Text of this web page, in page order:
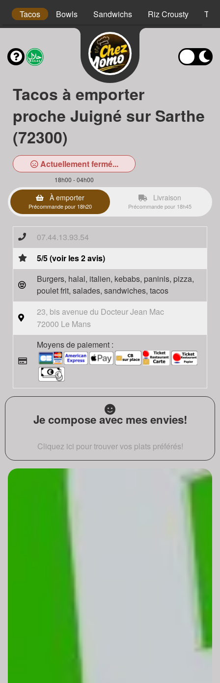
Tacos Bowls Sandwichs Riz Crousty Tex
Tacos à emporter
proche Juigné sur Sarthe
(72300)
Actuellement fermé...
18h00 - 04h00
À emporter
Précommande pour 18h20
Livraison
Précommande pour 18h45
07.44.13.93.54
5/5 (voir les 2 avis)
Burgers, halal, italien, kebabs, paninis, pizza,
poulet frit, salades, sandwiches, tacos
23, bis avenue du Docteur Jean Mac
72000 Le Mans
Moyens de paiement :
Je compose avec mes envies!
Cliquez ici pour trouver vos plats préférés!